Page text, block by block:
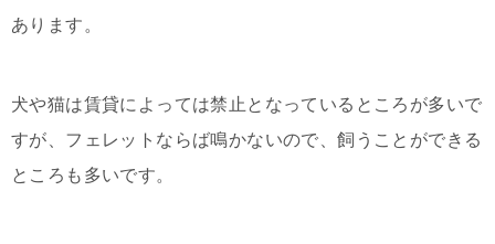
あります。
犬や猫は賃貸によっては禁止となっているところが多いで
すが、フェレットならば鳴かないので、飼うことができる
ところも多いです。